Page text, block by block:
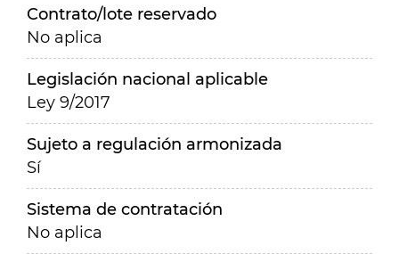
Contrato/lote reservado
No aplica
Legislación nacional aplicable
Ley 9/2017
Sujeto a regulación armonizada
Sí
Sistema de contratación
No aplica